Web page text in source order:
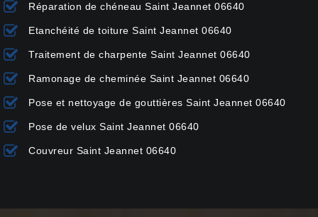
Réparation de chéneau Saint Jeannet 06640
Etanchéité de toiture Saint Jeannet 06640
Traitement de charpente Saint Jeannet 06640
Ramonage de cheminée Saint Jeannet 06640
Pose et nettoyage de gouttières Saint Jeannet 06640
Pose de velux Saint Jeannet 06640
Couvreur Saint Jeannet 06640